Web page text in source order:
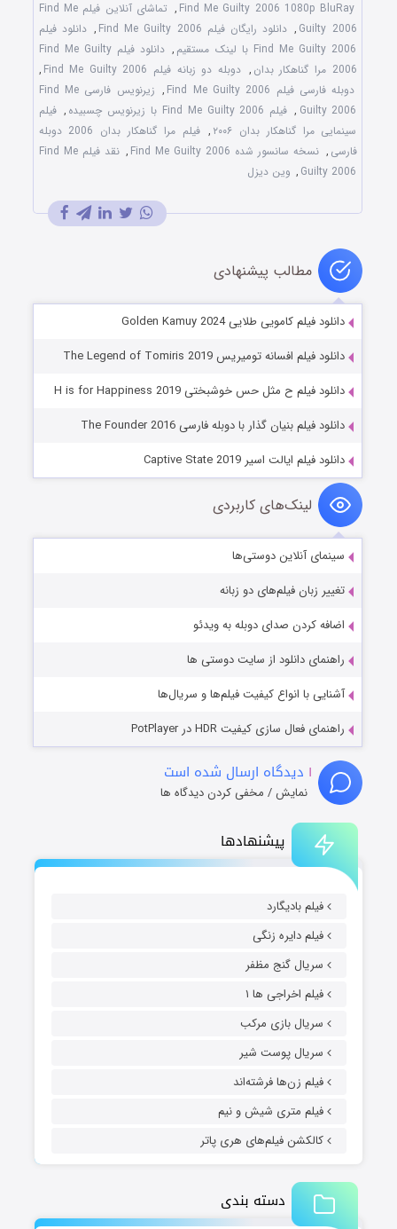
پیشنهادها
فیلم بادیگارد
فیلم دایره زنگی
سریال گنج مظفر
فیلم اخراجی ها ۱
سریال بازی مرکب
سریال پوست شیر
فیلم زن‌ها فرشته‌اند
فیلم متری شیش و نیم
کالکشن فیلم‌های هری پاتر
دسته بندی
Find Me Guilty 2006 1080p BluRay
,
تماشای آنلاین فیلم Find Me
Guilty 2006
, دانلود رایگان فیلم Find Me Guilty 2006 , دانلود فیلم
Find Me Guilty 2006 با لینک مستقیم
,
دانلود فیلم Find Me Guilty
2006 مرا گناهکار بدان
, دوبله دو زبانه فیلم Find Me Guilty 2006
,
دوبله فارسی فیلم Find Me Guilty 2006
,
زیرنویس فارسی Find Me
Guilty 2006
, فیلم Find Me Guilty 2006 با زیرنویس چسبیده , فیلم
سینمایی مرا گناهکار بدان ۲۰۰۶
,
فیلم مرا گناهکار بدان 2006 دوبله
فارسی , نسخه سانسور شده Find Me Guilty 2006 ,
نقد فیلم Find Me
Guilty 2006
, وین دیزل
مطالب پیشنهادی
دانلود فیلم کامویی طلایی Golden Kamuy 2024
دانلود فیلم افسانه تومیریس The Legend of Tomiris 2019
دانلود فیلم ح مثل حس خوشبختی H is for Happiness 2019
دانلود فیلم بنیان گذار با دوبله فارسی The Founder 2016
دانلود فیلم ایالت اسیر Captive State 2019
لینک‌های کاربردی
سینمای آنلاین دوستی‌ها
تغییر زبان فیلم‌های دو زبانه
اضافه کردن صدای دوبله به ویدئو
راهنمای دانلود از سایت دوستی ها
آشنایی با انواع کیفیت فیلم‌ها و سریال‌ها
راهنمای فعال سازی کیفیت HDR در PotPlayer
۱ دیدگاه ارسال شده است
نمایش / مخفی کردن دیدگاه ها